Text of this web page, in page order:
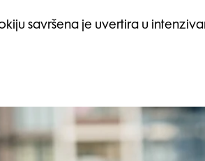
savršena je uvertira u